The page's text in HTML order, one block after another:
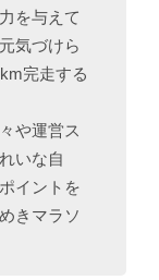
を与えて
気づけら
完走する
や運営ス
いな自
イントを
きマラソ